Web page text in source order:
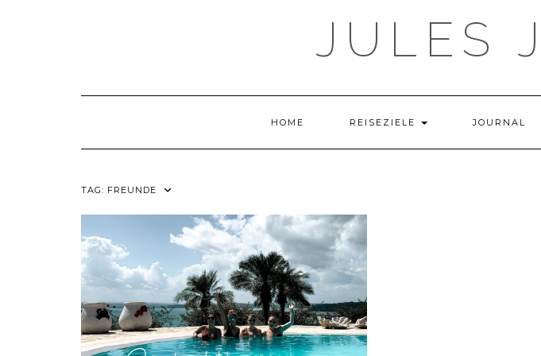
JULES
HOME REISEZIELE JOURNAL
TAG: FREUNDE